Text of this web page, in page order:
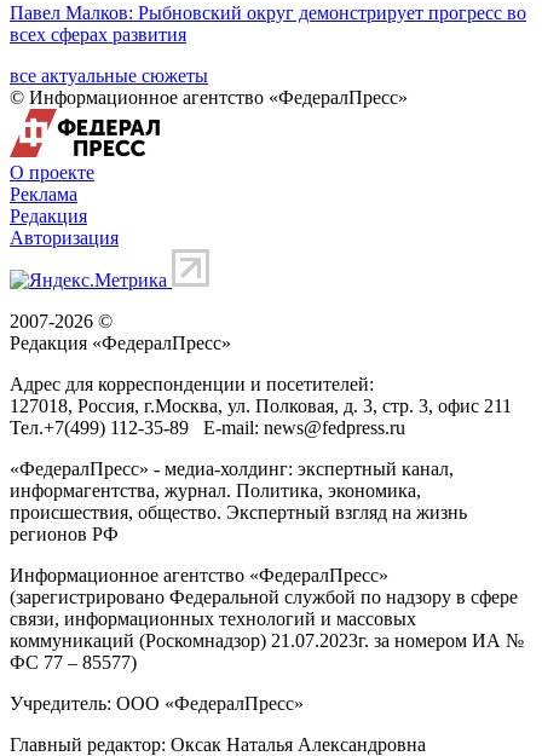
Павел Малков: Рыбновский округ демонстрирует прогресс во
всех сферах развития
все актуальные сюжеты
© Информационное агентство «ФедералПресс»
О проекте
Реклама
Редакция
Авторизация
2007-2026 ©
Редакция «ФедералПресс»
Адрес для корреспонденции и посетителей:
127018, Россия, г.Москва, ул. Полковая, д. 3, стр. 3, офис 211
Тел.+7(499) 112-35-89 E-mail: news@fedpress.ru
«ФедералПресс» - медиа-холдинг: экспертный канал,
информагентства, журнал. Политика, экономика,
происшествия, общество. Экспертный взгляд на жизнь
регионов РФ
Информационное агентство «ФедералПресс»
(зарегистрировано Федеральной службой по надзору в сфере
связи, информационных технологий и массовых
коммуникаций (Роскомнадзор) 21.07.2023г. за номером ИА №
ФС 77 – 85577)
Учредитель: ООО «ФедералПресс»
Главный редактор: Оксак Наталья Александровна